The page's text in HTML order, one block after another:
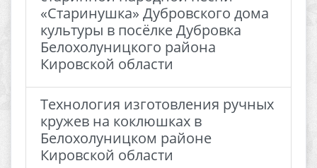
«Старинушка» Дубровского дома
культуры в посёлке Дубровка
Белохолуницкого района
Кировской области
Технология изготовления ручных
кружев на коклюшках в
Белохолуницком районе
Кировской области